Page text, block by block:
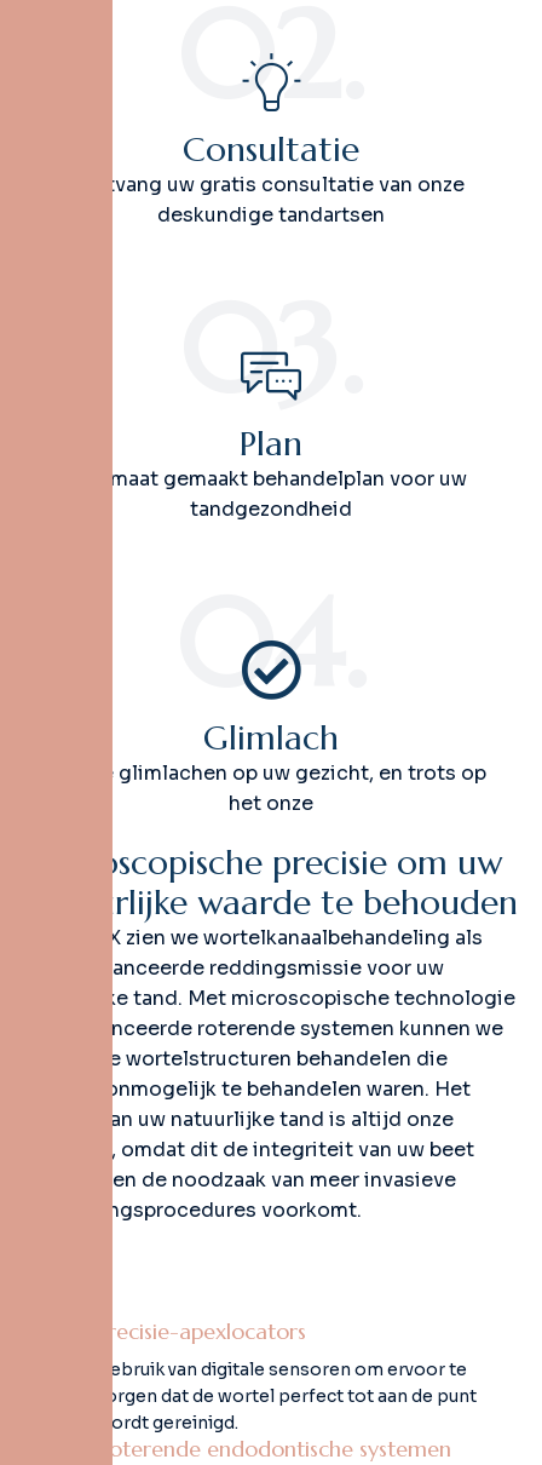
02.
Consultatie
Ontvang uw gratis consultatie van onze
deskundige tandartsen
03.
Plan
Op maat gemaakt behandelplan voor uw
tandgezondheid
04.
Glimlach
Grote glimlachen op uw gezicht, en trots op
het onze
oscopische precisie om uw
urlijke waarde te behouden
Bij Dent X zien we wortelkanaalbehandeling als
een geavanceerde reddingsmissie voor uw
natuurlijke tand. Met microscopische technologie
en geavanceerde roterende systemen kunnen we
complexe wortelstructuren behandelen die
vroeger onmogelijk te behandelen waren. Het
redden van uw natuurlijke tand is altijd onze
prioriteit, omdat dit de integriteit van uw beet
behoudt en de noodzaak van meer invasieve
vervangingsprocedures voorkomt.
Precisie-apexlocators
Gebruik van digitale sensoren om ervoor te
zorgen dat de wortel perfect tot aan de punt
wordt gereinigd.
Roterende endodontische systemen